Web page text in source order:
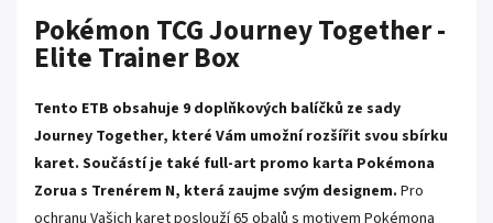
Pokémon TCG Journey Together -
Elite Trainer Box
Tento ETB obsahuje 9 doplňkových balíčků ze sady
Journey Together, které Vám umožní rozšířit svou sbírku
karet. Součástí je také full-art promo karta Pokémona
Zorua s Trenérem N, která zaujme svým designem. Pro
ochranu Vašich karet poslouží 65 obalů s motivem Pokémona